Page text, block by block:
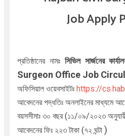
JobApply
প্রতিষ্ঠানের নামঃ সিভিল সার্জনের
Surgeon Office Job
অফিসিয়াল ওয়েবসাইটঃ https://
আবেদনের পদ্ধতিঃ অনলাইনের মাধ্যমে
বয়সসীমাঃ ৩০ বছর (১১/০৯/২০২৩
আবেদনের ফিঃ ২২৩ টাকা (৭২ ঘন্টা )